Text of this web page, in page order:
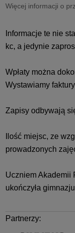
Informacje te nie
kc, a jedynie
Wpłaty można
Wystawiamy faktury
Zapisy odbywają
Ilość miejsc, ze
prowadzonych
Uczniem Akademii
ukończyła
Partnerzy: